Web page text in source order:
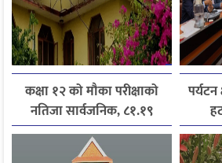
कक्षा १२ को मौका परीक्षाको
नतिजा सार्वजनिक, ८१.१९
प्रतिशत विद्यार्थी उत्तीर्ण